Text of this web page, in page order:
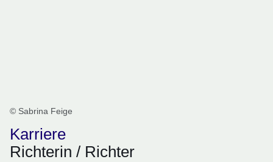
© Sabrina Feige
Karriere
Richterin / Richter